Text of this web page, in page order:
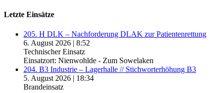
Letzte Einsätze
205. H DLK – Nachforderung DLAK zur Patientenrettung
6. August 2026 | 8:52
Technischer Einsatz
Einsatzort: Nienwohlde - Zum Sowelaken
204. B3 Industrie – Lagerhalle // Stichworterhöhung B3
5. August 2026 | 18:34
Brandeinsatz